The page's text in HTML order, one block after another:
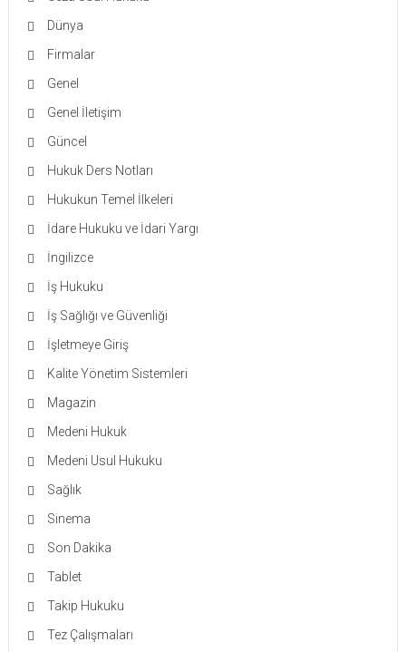
Dünya
Firmalar
Genel
Genel İletişim
Güncel
Hukuk Ders Notları
Hukukun Temel İlkeleri
İdare Hukuku ve İdari Yargı
İngilizce
İş Hukuku
İş Sağlığı ve Güvenliği
İşletmeye Giriş
Kalite Yönetim Sistemleri
Magazin
Medeni Hukuk
Medeni Usul Hukuku
Sağlık
Sinema
Son Dakika
Tablet
Takip Hukuku
Tez Çalışmaları